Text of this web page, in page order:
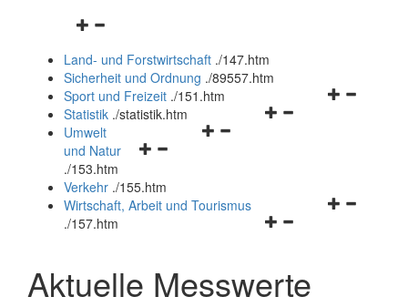
Navigationsmenü
und
schließen
Land- und Forstwirtschaft ./147.htm
Sicherheit und Ordnung ./89557.htm
Navigationsmenü
Sport und Freizeit ./151.htm
Navigationsmenü
Statistik ./statistik.htm
Navigationsmenü
und
schließen
Umwelt
und Natur
./153.htm
Verkehr ./155.htm
Navigationsmenü
schließen
Wirtschaft, Arbeit und Tourismus
./157.htm
Aktuelle Messwerte